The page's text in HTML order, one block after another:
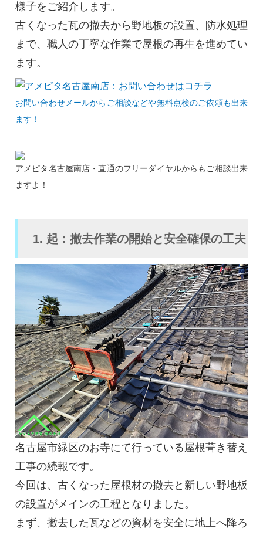
様子をご紹介します。
古くなった瓦の撤去から野地板の設置、防水処理
まで、職人の丁寧な作業で屋根の再生を進めてい
ます。
お問い合わせメールからご相談などや無料点検のご依頼も出来
ます！
アメピタ名古屋南店・直通のフリーダイヤルからもご相談出来
ますよ！
1. 起：撤去作業の開始と安全確保の工夫
名古屋市緑区のお寺にて行っている屋根葺き替え
工事の続報です。
今回は、古くなった屋根材の撤去と新しい野地板
の設置がメインの工程となりました。
まず、撤去した瓦などの資材を安全に地上へ降ろ